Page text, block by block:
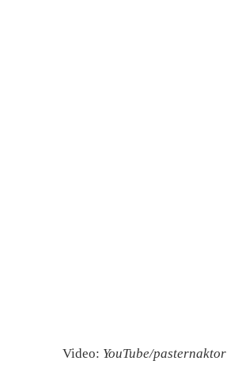
Video: YouTube/pasternaktor